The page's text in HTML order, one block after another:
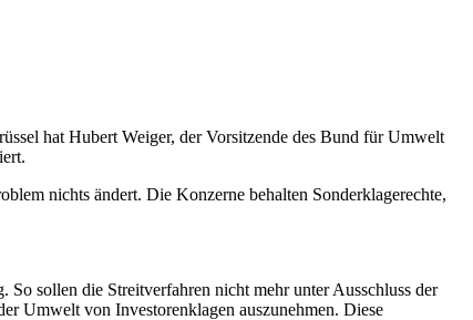
hat Hubert Weiger, der Vorsitzende des Bund für Umwelt
nichts ändert. Die Konzerne behalten Sonderklagerechte,
sollen die Streitverfahren nicht mehr unter Ausschluss der
Umwelt von Investorenklagen auszunehmen. Diese